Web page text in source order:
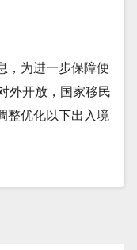
，为进一步保障便
外开放，国家移民
整优化以下出入境